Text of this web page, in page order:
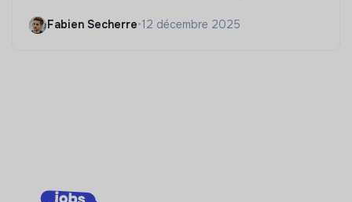
Fabien Secherre•12 décembre 2025